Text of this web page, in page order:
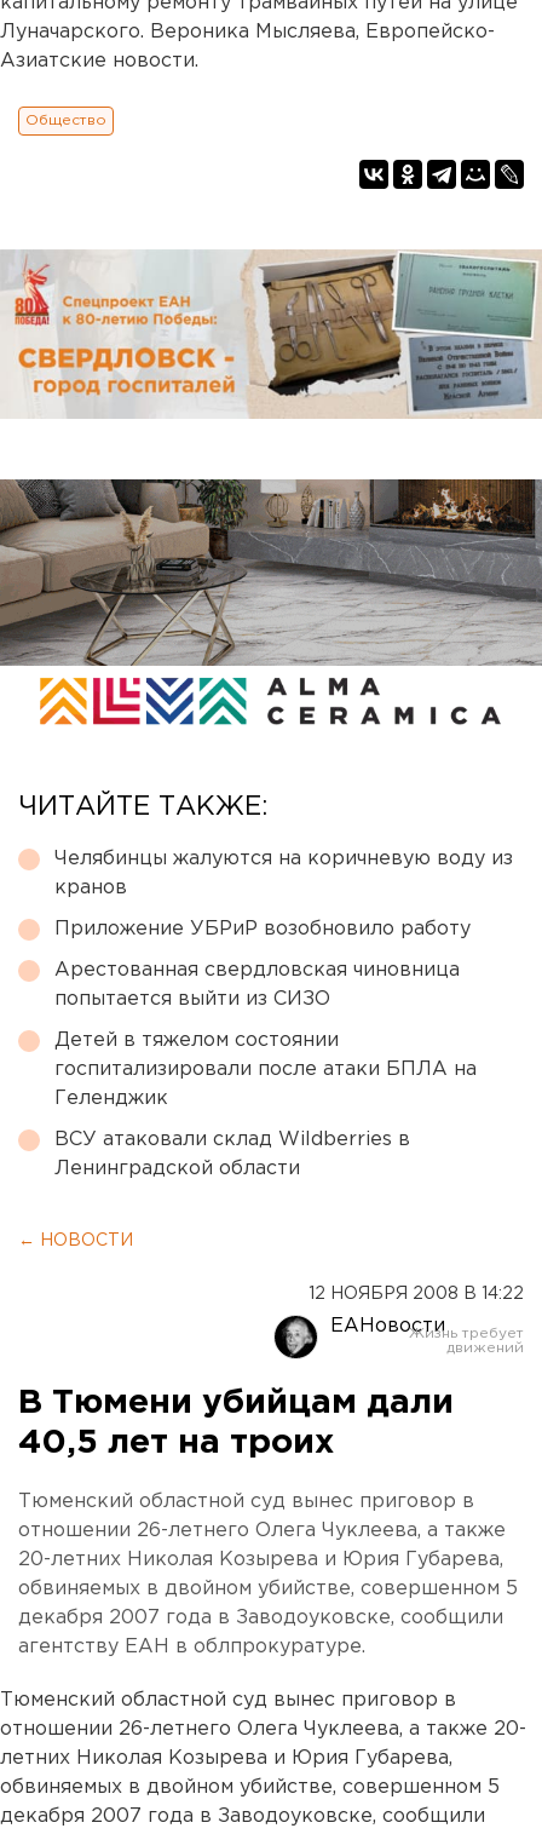
Луначарского. Вероника Мысляева, Европейско-
Азиатские новости.
Общество
ЧИТАЙТЕ ТАКЖЕ:
Челябинцы жалуются на коричневую воду из
кранов
Приложение УБРиР возобновило работу
Арестованная свердловская чиновница
попытается выйти из СИЗО
Детей в тяжелом состоянии
госпитализировали после атаки БПЛА на
Геленджик
ВСУ атаковали склад Wildberries в
Ленинградской области
← НОВОСТИ
12 НОЯБРЯ 2008 В 14:22
ЕАНовости
В Тюмени убийцам дали
40,5 лет на троих
Тюменский областной суд вынес приговор в
отношении 26-летнего Олега Чуклеева, а также
20-летних Николая Козырева и Юрия Губарева,
обвиняемых в двойном убийстве, совершенном 5
декабря 2007 года в Заводоуковске, сообщили
агентству ЕАН в облпрокуратуре.
Тюменский областной суд вынес приговор в
отношении 26-летнего Олега Чуклеева, а также 20-
летних Николая Козырева и Юрия Губарева,
обвиняемых в двойном убийстве, совершенном 5
декабря 2007 года в Заводоуковске, сообщили